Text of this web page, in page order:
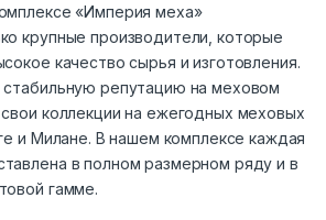
«Империя меха»
крупные производители, которые
качество сырья и изготовления.
репутацию на меховом
коллекции на ежегодных меховых
и Милане. В нашем комплексе каждая
в полном размерном ряду и в
гамме.